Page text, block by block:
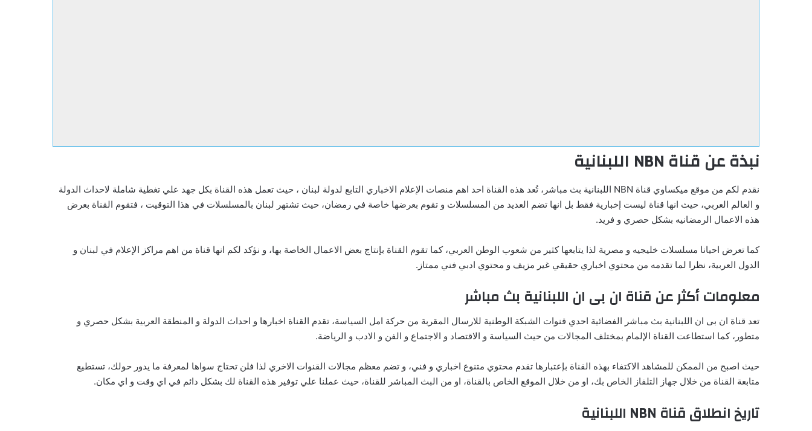
نبذة عن قناة NBN اللبنانية
نقدم لكم من موقع ميكساوي قناة NBN اللبنانية بث مباشر، تُعد هذه القناة احد اهم منصات الإعلام الاخباري التابع لدولة لبنان ، حيث تعمل هذه القناة بكل جهد علي تغطية شاملة لاحداث الدولة
و العالم العربي، حيث انها قناة ليست إخبارية فقط بل انها تضم العديد من المسلسلات و تقوم بعرضها خاصة في رمضان، حيث تشتهر لبنان بالمسلسلات في هذا التوقيت ، فتقوم القناة بعرض
هذه الاعمال الرمضانيه بشكل حصري و فريد.
كما تعرض احيانا مسلسلات خليجيه و مصرية لذا يتابعها كثير من شعوب الوطن العربي، كما تقوم القناة بإنتاج بعض الاعمال الخاصة بها، و نؤكد لكم انها قناة من اهم مراكز الإعلام في لبنان و
الدول العربية، نظرا لما تقدمه من محتوي اخباري حقيقي غير مزيف و محتوي ادبي فني ممتاز.
معلومات أكثر عن قناة ان بى ان اللبنانية بث مباشر
تعد قناة ان بى ان اللبنانية بث مباشر الفضائية احدي قنوات الشبكة الوطنية للارسال المقربة من حركة امل السياسة، تقدم القناة اخبارها و احداث الدولة و المنطقة العربية بشكل حصري و
متطور، كما استطاعت القناة الإلمام بمختلف المجالات من حيث السياسة و الاقتصاد و الاجتماع و الفن و الادب و الرياضة.
حيث اصبح من الممكن للمشاهد الاكتفاء بهذه القناة بإعتبارها تقدم محتوي متنوع اخباري و فني، و تضم معظم مجالات القنوات الاخري لذا فلن تحتاج سواها لمعرفة ما يدور حولك، تستطيع
متابعة القناة من خلال جهاز التلفاز الخاص بك، او من خلال الموقع الخاص بالقناة، او من البث المباشر للقناة، حيث عملنا علي توفير هذه القناة لك بشكل دائم في اي وقت و اي مكان.
تاريخ انطلاق قناة NBN اللبنانية